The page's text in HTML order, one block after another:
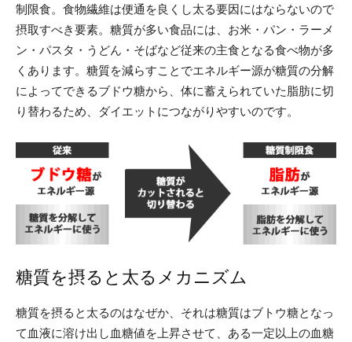
制限食。食物繊維は便通を良くし太る要因にはならないので
摂取すべき要素。糖質が多い食品には、お米・パン・ラーメ
ン・パスタ・うどん・そばなど従来の主食となる食べ物が多
くあります。糖質を減らすことでエネルギー源が糖質の分解
によってできるブドウ糖から、体に蓄えられていた脂肪に切
り替わるため、ダイエットにつながりやすいのです。
糖質を摂ると太るメカニズム
糖質を摂ると太るのはなぜか、それは糖質はブトウ糖となっ
て血液に溶け出し血糖値を上昇させて、ある一定以上の血糖